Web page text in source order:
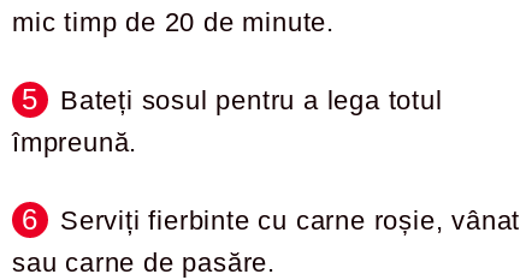
mic timp de 20 de minute.
Bateți sosul pentru a lega totul
împreună.
Serviți fierbinte cu carne roșie, vânat
sau carne de pasăre.